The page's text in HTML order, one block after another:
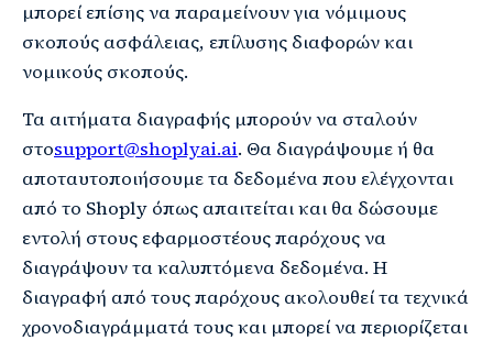
μπορεί επίσης να παραμείνουν για νόμιμους
σκοπούς ασφάλειας, επίλυσης διαφορών και
νομικούς σκοπούς.
Τα αιτήματα διαγραφής μπορούν να σταλούν
στοsupport@shoplyai.ai. Θα διαγράψουμε ή θα
αποταυτοποιήσουμε τα δεδομένα που ελέγχονται
από το Shoply όπως απαιτείται και θα δώσουμε
εντολή στους εφαρμοστέους παρόχους να
διαγράψουν τα καλυπτόμενα δεδομένα. Η
διαγραφή από τους παρόχους ακολουθεί τα τεχνικά
χρονοδιαγράμματά τους και μπορεί να περιορίζεται